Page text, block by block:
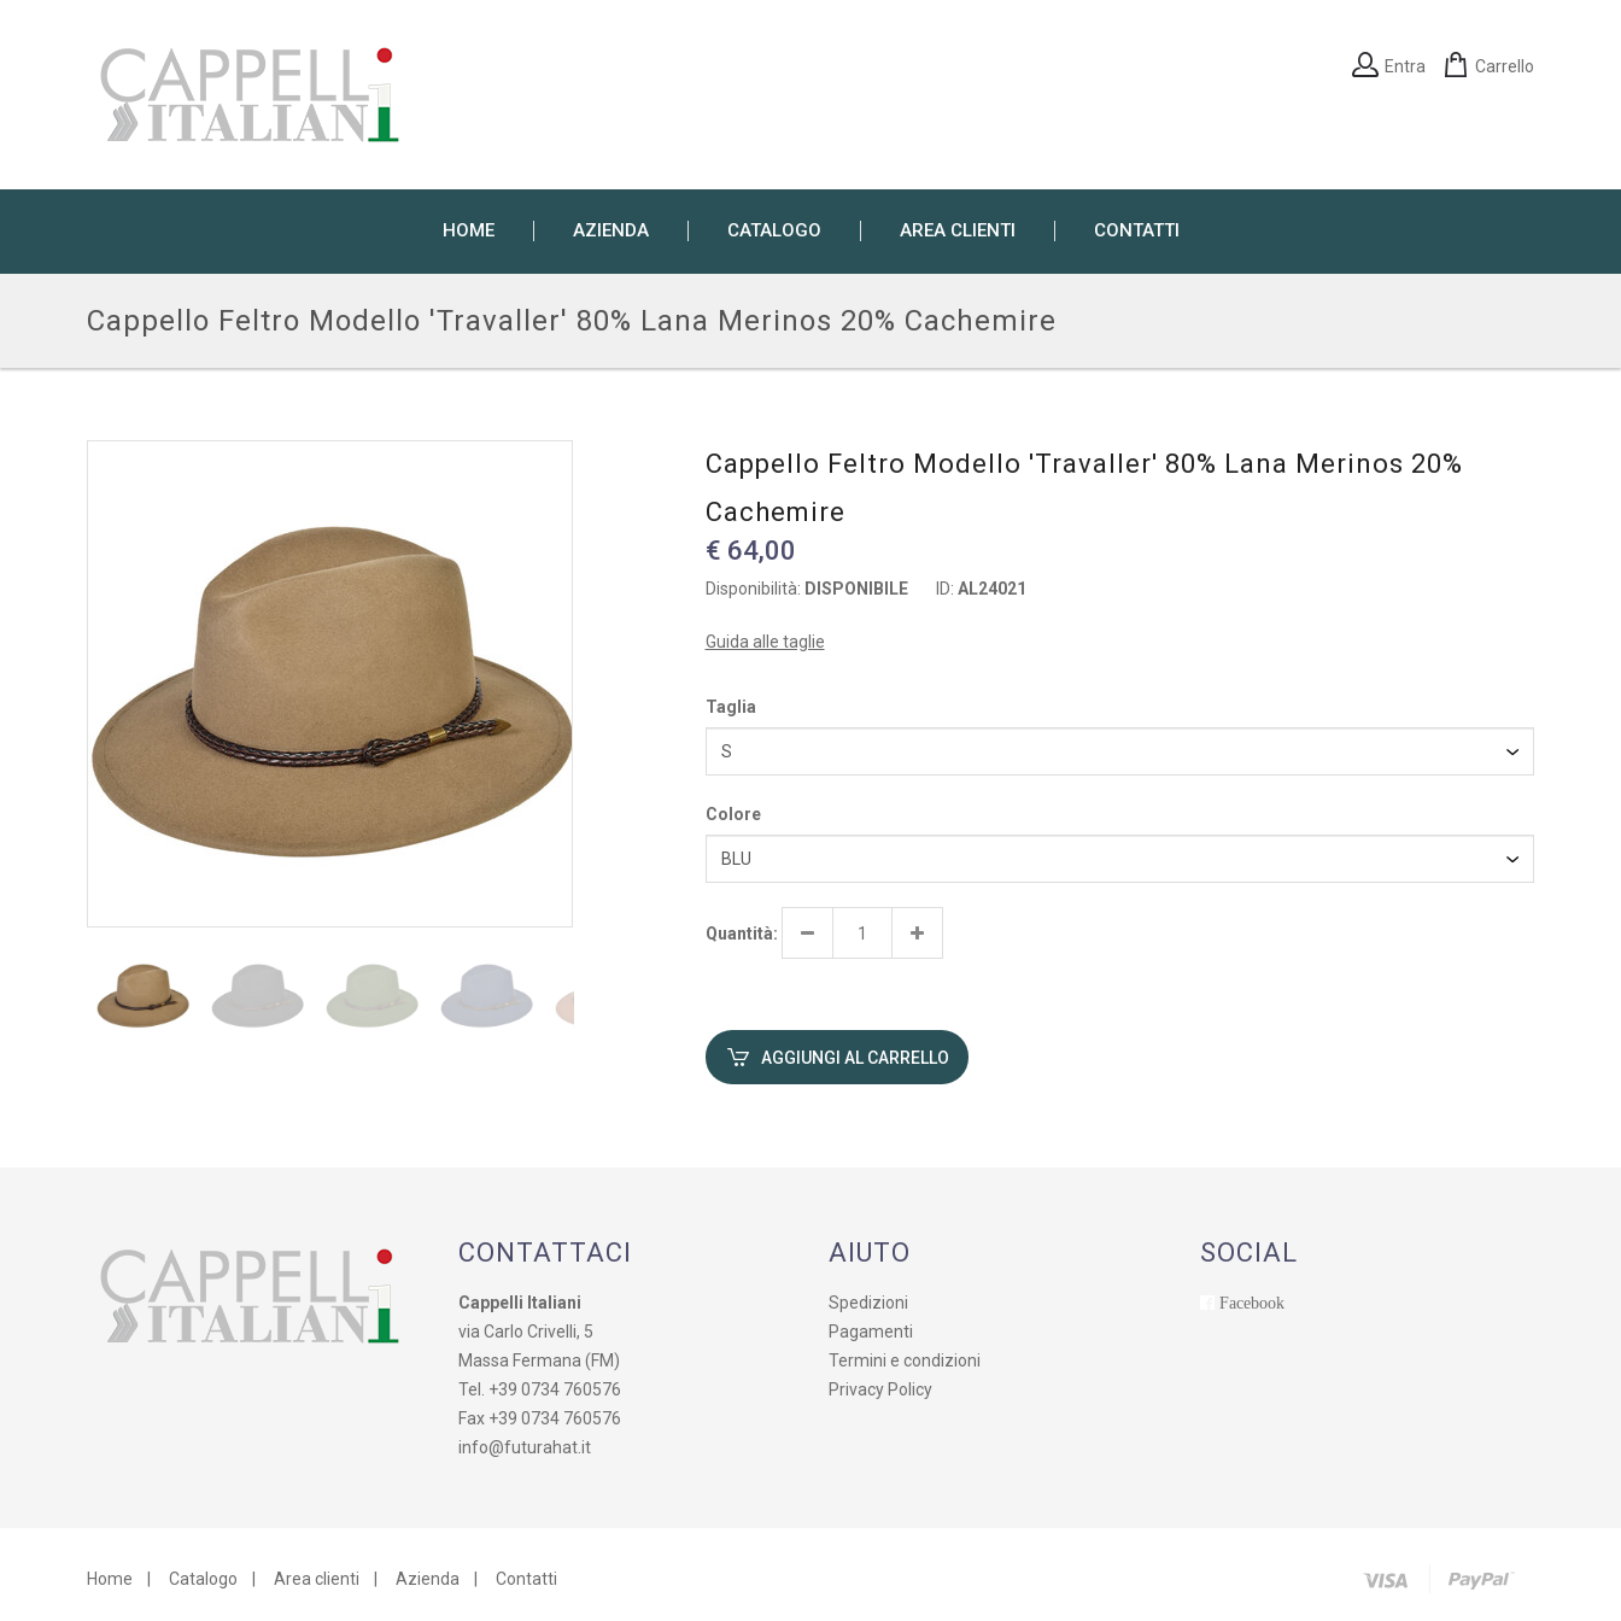
Entra Carrello
HOME AZIENDA CATALOGO AREA CLIENTI CONTATTI
Cappello Feltro Modello 'Travaller' 80% Lana Merinos 20% Cachemire
Cappello Feltro Modello 'Travaller' 80% Lana Merinos 20%
Cachemire
€ 64,00
Disponibilità: DISPONIBILE ID: AL24021
Guida alle taglie
Taglia
Colore
Quantità:
AGGIUNGI AL CARRELLO
CONTATTACI
Cappelli Italiani
via Carlo Crivelli, 5
Massa Fermana (FM)
Tel. +39 0734 760576
Fax +39 0734 760576
info@futurahat.it
AIUTO
Spedizioni
Pagamenti
Termini e condizioni
Privacy Policy
SOCIAL
Facebook
Home Catalogo Area clienti Azienda Contatti